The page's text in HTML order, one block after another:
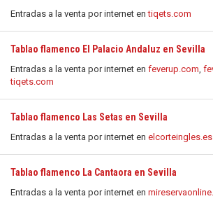
Entradas a la venta por internet entiqets.com
Tablao flamenco El Palacio Andaluz en Sevilla
Entradas a la venta por internet en feverup.com,
tiqets.com
Tablao flamenco Las Setas en Sevilla
Entradas a la venta por internet en elcorteingles.es
Tablao flamenco La Cantaora en Sevilla
Entradas a la venta por internet en